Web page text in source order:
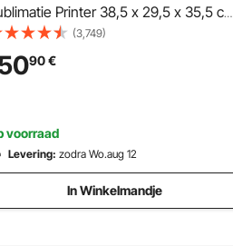
Printer 38,5 x 29,5 x 35,5 cm
5 in 1 met Digitale
Controller, Duurzaam en
Handvat, 360°
(3,749)
90€
voorraad
Levering: zodra Wo.aug 12
In Winkelmandje